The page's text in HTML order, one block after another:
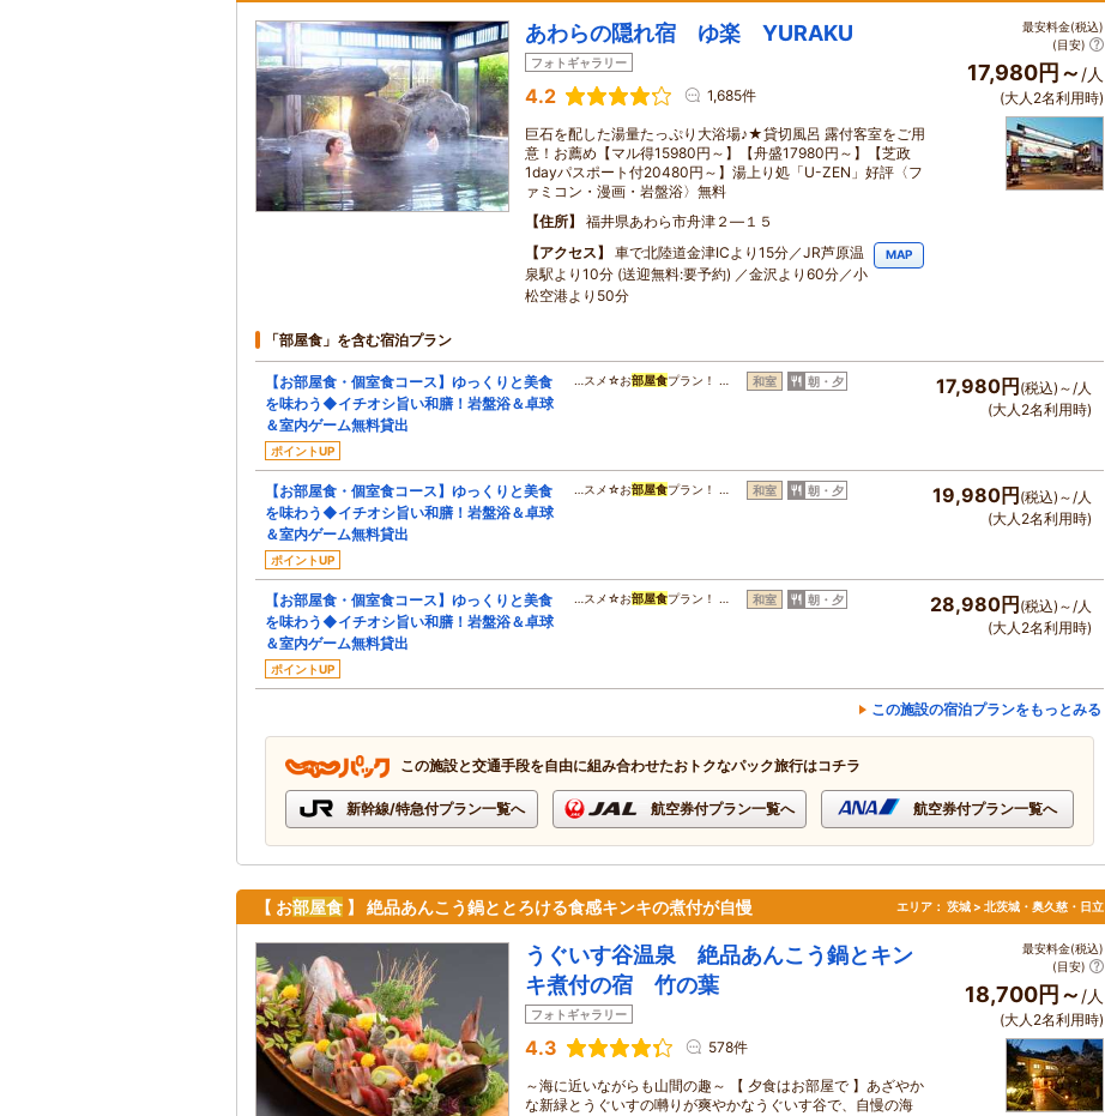
あわらの隠れ宿 ゆ楽 YURAKU
フォトギャラリー
4.2 1,685件
巨石を配した湯量たっぷり大浴場♪★貸切風呂 露付客室をご用
意！お薦め【マル得15980円～】【舟盛17980円～】【芝政
1dayパスポート付20480円～】湯上り処「U-ZEN」好評〈フ
ァミコン・漫画・岩盤浴〉無料
住所
福井県あわら市舟津２―１５
アクセス
車で北陸道金津ICより15分／JR芦原温
泉駅より10分 (送迎無料:要予約) ／金沢より60分／小
松空港より50分
MAP
最安料金(税込)
(目安)
17,980円～ /人
(大人2名利用時)
「部屋食」を含む宿泊プラン
【お部屋食・個室食コース】ゆっくりと美食
を味わう◆イチオシ旨い和膳！岩盤浴＆卓球
＆室内ゲーム無料貸出
ポイントUP
…スメ☆お部屋食プラン！ … 和室 朝・夕 17,980円 (税込)～/人
(大人2名利用時)
【お部屋食・個室食コース】ゆっくりと美食
を味わう◆イチオシ旨い和膳！岩盤浴＆卓球
＆室内ゲーム無料貸出
ポイントUP
…スメ☆お部屋食プラン！ … 和室 朝・夕 19,980円 (税込)～/人
(大人2名利用時)
【お部屋食・個室食コース】ゆっくりと美食
を味わう◆イチオシ旨い和膳！岩盤浴＆卓球
＆室内ゲーム無料貸出
ポイントUP
…スメ☆お部屋食プラン！ … 和室 朝・夕 28,980円 (税込)～/人
(大人2名利用時)
この施設の宿泊プランをもっとみる
この施設と交通手段を自由に組み合わせたおトクなパック旅行はコチラ
新幹線/特急付プラン一覧へ 航空券付プラン一覧へ 航空券付プラン一覧へ
【 お部屋食 】 絶品あんこう鍋ととろける食感キンキの煮付が自慢 エリア： 茨城 > 北茨城・奥久慈・日立
うぐいす谷温泉 絶品あんこう鍋とキン
キ煮付の宿 竹の葉
フォトギャラリー
4.3 578件
～海に近いながらも山間の趣～ 【 夕食はお部屋で 】あざやか
な新緑とうぐいすの囀りが爽やかなうぐいす谷で、自慢の海
最安料金(税込)
(目安)
18,700円～ /人
(大人2名利用時)